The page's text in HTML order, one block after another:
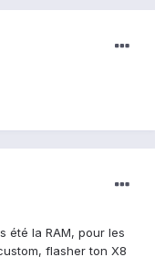
été la RAM, pour les
flasher ton X8